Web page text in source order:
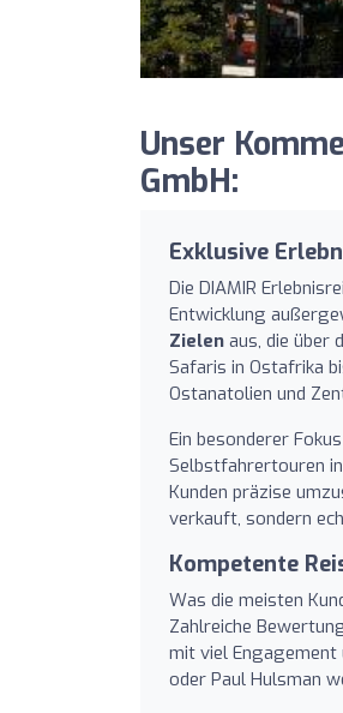
Unser
GmbH:
Exklusive
Die DIAMIR
Entwicklung
Zielen aus, die über
Safaris in Ostafrika
Ostanatolien und
Ein besonderer
Selbstfahrertouren
Kunden präzise
verkauft, sondern
Kompetente
Was die meisten
Zahlreiche
mit viel Engagement
oder Paul Hulsman